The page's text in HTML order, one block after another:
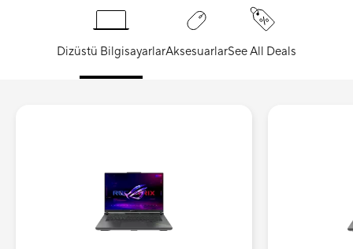
Dizüstü BilgisayarlarAksesuarlarSee All Deals